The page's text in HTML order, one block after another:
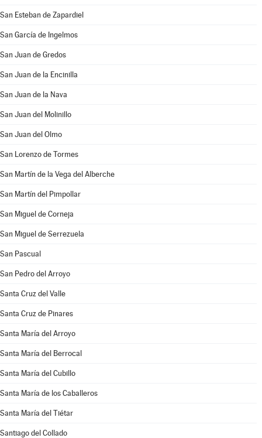
San Esteban de Zapardiel
San García de Ingelmos
San Juan de Gredos
San Juan de la Encinilla
San Juan de la Nava
San Juan del Molinillo
San Juan del Olmo
San Lorenzo de Tormes
San Martín de la Vega del Alberche
San Martín del Pimpollar
San Miguel de Corneja
San Miguel de Serrezuela
San Pascual
San Pedro del Arroyo
Santa Cruz del Valle
Santa Cruz de Pinares
Santa María del Arroyo
Santa María del Berrocal
Santa María del Cubillo
Santa María de los Caballeros
Santa María del Tiétar
Santiago del Collado